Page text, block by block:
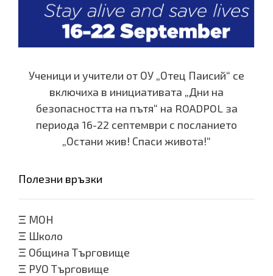
Ученици и учители от ОУ „Отец Паисий“ се
включиха в инициативата „Дни на
безопасността на пътя“ на ROADPOL за
периода 16-22 септември с посланието
„Остани жив! Спаси живота!“
Полезни връзки
Ξ МОН
Ξ Школо
Ξ Община Търговище
Ξ РУО Търговище